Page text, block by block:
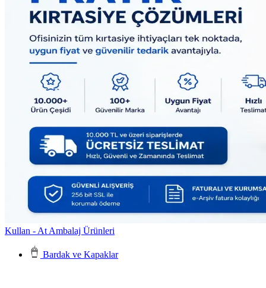
Kullan - At Ambalaj Ürünleri
Bardak ve Kapaklar